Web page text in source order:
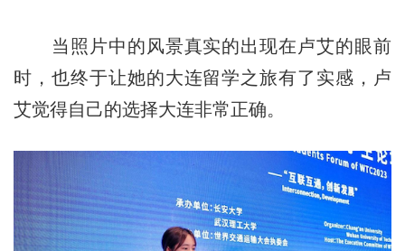
当照片中的风景真实的出现在卢艾的眼前
时，也终于让她的大连留学之旅有了实感，卢
艾觉得自己的选择大连非常正确。